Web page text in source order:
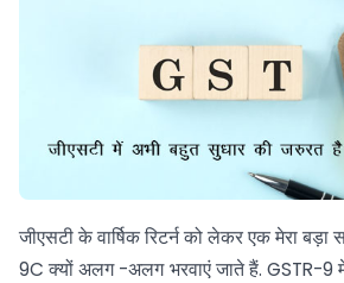
जीएसटी के वार्षिक रिटर्न को लेकर एक मेरा
9C क्यों अलग -अलग भरवाएं जाते हैं. GSTR-